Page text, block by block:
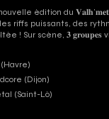
édition du
riffs puissants, des
! Sur scène, 𝟑 𝐠𝐫𝐨𝐮𝐩𝐞𝐬
(Dijon)
(Saint-Lô)